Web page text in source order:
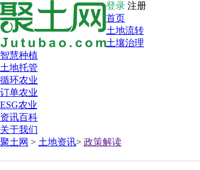
登录 注册
首页
土地流转
土壤治理
智慧种植
土地托管
循环农业
订单农业
ESG农业
资讯百科
关于我们
聚土网 > 土地资讯> 政策解读